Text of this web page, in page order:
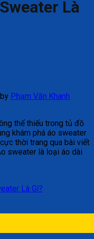
Là
by Phạm Văn Khanh
thể thiếu trong tủ đồ
khám phá áo sweater
thời trang qua bài viết
sweater là loại áo dài
Là Gì?